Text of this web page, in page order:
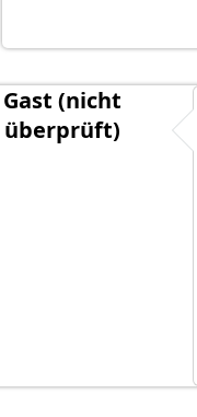
Gast (nicht
überprüft)